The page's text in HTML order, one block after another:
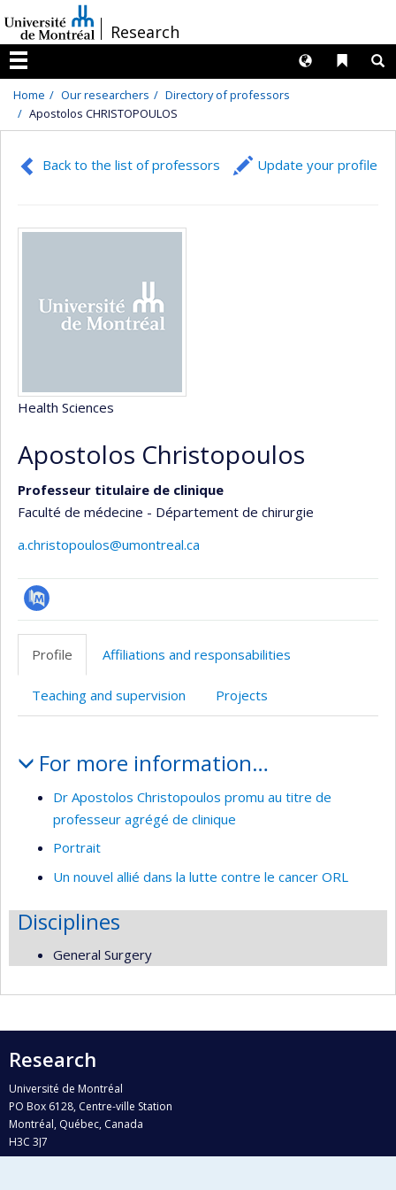
au
contenu
/Research
Menu
Liens
Langues
Home Our researchers
Directory of professors
Apostolos CHRISTOPOULOS
Back to the list of professors Update your profile
Health Sciences
Apostolos Christopoulos
Professeur titulaire de clinique
Faculté de médecine - Département de chirurgie
a.christopoulos@umontreal.ca
PubMed
Profile
Affiliations and responsabilities
Teaching and supervision Projects
For more information…
Dr Apostolos Christopoulos promu au titre de
professeur agrégé de clinique
Portrait
Un nouvel allié dans la lutte contre le cancer ORL
Disciplines
General Surgery
Research
Université de Montréal
PO Box 6128, Centre-ville Station
Montréal, Québec, Canada
H3C 3J7